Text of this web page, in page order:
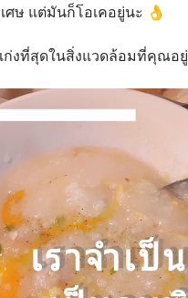
ศษ แต่มันก็โอเคอยู่นะ 👌
ก่งที่สุดในสิ่งแวดล้อมที่คุณอยู่